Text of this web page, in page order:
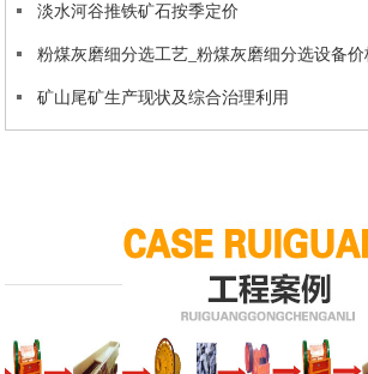
淡水河谷推铁矿石按季定价
矿山尾矿生产现状及综合治理利用